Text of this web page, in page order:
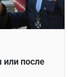
после